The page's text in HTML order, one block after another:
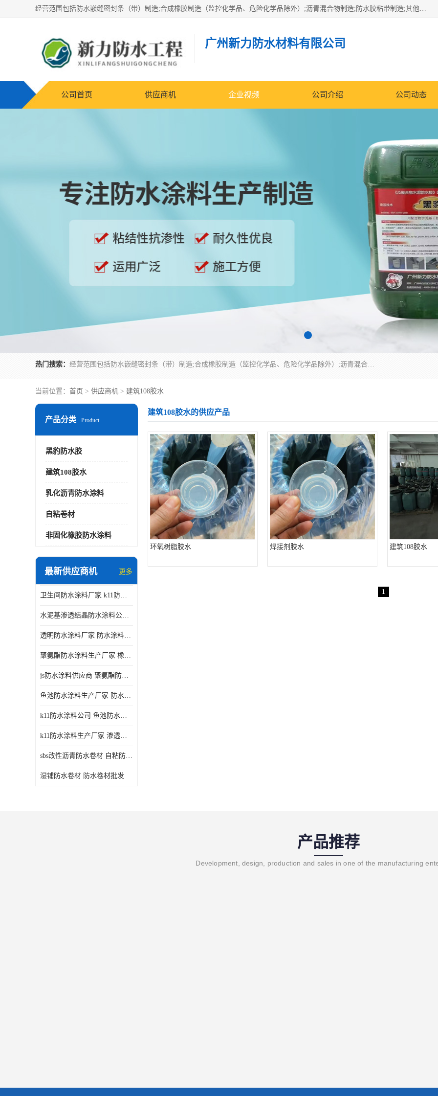
经营范围包括防水嵌缝密封条（带）制造;合成橡胶制造（监控化学品、危险化学品除外）;沥青混合物制造;防水胶粘带制造;其他合成材料制造（监控化学品、危险化学品除外）;涂料制造（监控化学品、危险化学品除外）;建筑结构防水补漏;防水建筑材料制造;粘合剂制造（监控化学品、危险化学品除外）;涂料零售;广州新力防水材料有限公司具有1处分支机构。
广州新力防水材料有限公司
公司首页 供应商机 企业视频 公司介绍 公司动态
热门搜索： 经营范围包括防水嵌缝密封条（带）制造;合成橡胶制造（监控化学品、危险化学品除外）;沥青混合物制造;防水胶粘带制造;其他合成材料制造（监控化学品、危险化学品除外）;涂料制造（监控化学品、危险化学品除外）;建筑结构防水补漏;防水建筑材料制造;粘合剂制造（监控化学品、危险化学品除外）;涂料零售;广州新力防水材料有限公司具有1处分支机构。
当前位置： 首页 > 供应商机 > 建筑108胶水
产品分类 Product
黑豹防水胶
建筑108胶水
乳化沥青防水涂料
自粘卷材
非固化橡胶防水涂料
最新供应商机 更多
卫生间防水涂料厂家 k11防水涂料
水泥基渗透结晶防水涂料公司 室外防水涂料
透明防水涂料厂家 防水涂料屋顶
聚氨酯防水涂料生产厂家 橡胶沥青防水涂料
js防水涂料供应商 聚氨酯防水涂料
鱼池防水涂料生产厂家 防水涂料
k11防水涂料公司 鱼池防水涂料
k11防水涂料生产厂家 渗透结晶防水涂料
sbs改性沥青防水卷材 自粘防水卷材厂家
湿铺防水卷材 防水卷材批发
建筑108胶水的供应产品
环氧树脂胶水 焊接剂胶水 建筑108胶水
1
产品推荐
Development, design, production and sales in one of the manufacturing